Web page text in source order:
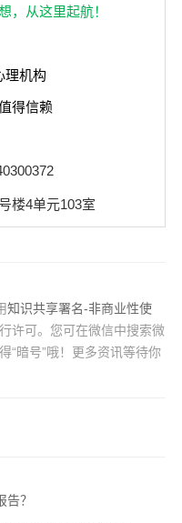
从这里起航！
理机构
得信赖
楼4单元103室
知识共享署名-非商业性使
许可。您可在微信中搜索微
“暗号”哦！更多资讯等待你
？